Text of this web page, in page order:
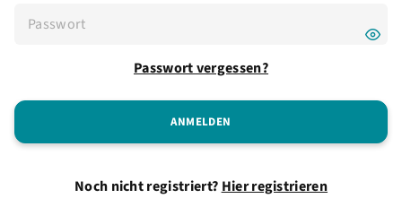
Passwort vergessen?
Noch nicht registriert? Hier registrieren